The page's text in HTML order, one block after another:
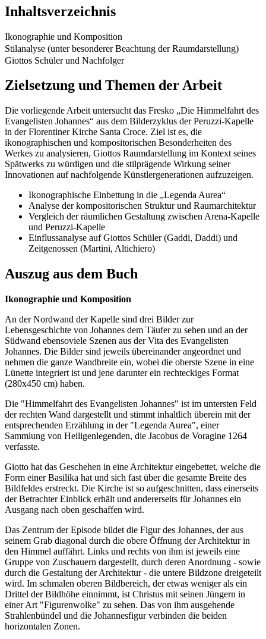
Inhaltsverzeichnis
Ikonographie und Komposition
Stilanalyse (unter besonderer Beachtung der Raumdarstellung)
Giottos Schüler und Nachfolger
Zielsetzung und Themen der Arbeit
Die vorliegende Arbeit untersucht das Fresko „Die Himmelfahrt des
Evangelisten Johannes“ aus dem Bilderzyklus der Peruzzi-Kapelle
in der Florentiner Kirche Santa Croce. Ziel ist es, die
ikonographischen und kompositorischen Besonderheiten des
Werkes zu analysieren, Giottos Raumdarstellung im Kontext seines
Spätwerks zu würdigen und die stilprägende Wirkung seiner
Innovationen auf nachfolgende Künstlergenerationen aufzuzeigen.
Ikonographische Einbettung in die „Legenda Aurea“
Analyse der kompositorischen Struktur und Raumarchitektur
Vergleich der räumlichen Gestaltung zwischen Arena-Kapelle
und Peruzzi-Kapelle
Einflussanalyse auf Giottos Schüler (Gaddi, Daddi) und
Zeitgenossen (Martini, Altichiero)
Auszug aus dem Buch
Ikonographie und Komposition
An der Nordwand der Kapelle sind drei Bilder zur
Lebensgeschichte von Johannes dem Täufer zu sehen und an der
Südwand ebensoviele Szenen aus der Vita des Evangelisten
Johannes. Die Bilder sind jeweils übereinander angeordnet und
nehmen die ganze Wandbreite ein, wobei die oberste Szene in eine
Lünette integriert ist und jene darunter ein rechteckiges Format
(280x450 cm) haben.
Die "Himmelfahrt des Evangelisten Johannes" ist im untersten Feld
der rechten Wand dargestellt und stimmt inhaltlich überein mit der
entsprechenden Erzählung in der "Legenda Aurea", einer
Sammlung von Heiligenlegenden, die Jacobus de Voragine 1264
verfasste.
Giotto hat das Geschehen in eine Architektur eingebettet, welche die
Form einer Basilika hat und sich fast über die gesamte Breite des
Bildfeldes erstreckt. Die Kirche ist so aufgeschnitten, dass einerseits
der Betrachter Einblick erhält und andererseits für Johannes ein
Ausgang nach oben geschaffen wird.
Das Zentrum der Episode bildet die Figur des Johannes, der aus
seinem Grab diagonal durch die obere Öffnung der Architektur in
den Himmel auffährt. Links und rechts von ihm ist jeweils eine
Gruppe von Zuschauern dargestellt, durch deren Anordnung - sowie
durch die Gestaltung der Architektur - die untere Bildzone dreigeteilt
wird. Im schmalen oberen Bildbereich, der etwas weniger als ein
Drittel der Bildhöhe einnimmt, ist Christus mit seinen Jüngern in
einer Art "Figurenwolke" zu sehen. Das von ihm ausgehende
Strahlenbündel und die Johannesfigur verbinden die beiden
horizontalen Zonen.